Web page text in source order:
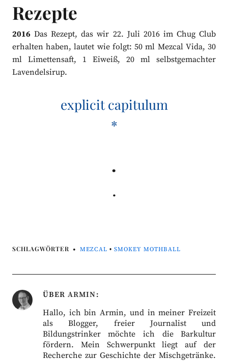
Rezepte
2016Das Rezept, das wir 22. Juli 2016 im Chug Club
erhalten haben, lautet wie folgt: 50 ml Mezcal Vida, 30
ml Limettensaft, 1 Eiweiß, 20 ml selbstgemachter
Lavendelsirup.
explicit capitulum
*
.
.
SCHLAGWÖRTER MEZCAL • SMOKEY MOTHBALL
ÜBER ARMIN
Hallo, ich bin Armin, und in meiner Freizeit
als Blogger, freier Journalist und
Bildungstrinker möchte ich die Barkultur
fördern. Mein Schwerpunkt liegt auf der
Recherche zur Geschichte der Mischgetränke.